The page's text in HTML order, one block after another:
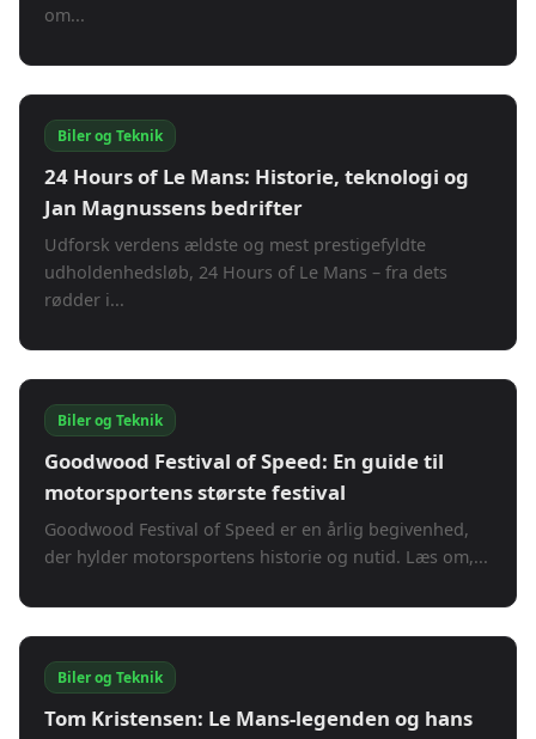
om...
Biler og Teknik
24 Hours of Le Mans: Historie, teknologi og
Jan Magnussens bedrifter
Udforsk verdens ældste og mest prestigefyldte
udholdenhedsløb, 24 Hours of Le Mans – fra dets
rødder i...
Biler og Teknik
Goodwood Festival of Speed: En guide til
motorsportens største festival
Goodwood Festival of Speed er en årlig begivenhed,
der hylder motorsportens historie og nutid. Læs om,...
Biler og Teknik
Tom Kristensen: Le Mans-legenden og hans